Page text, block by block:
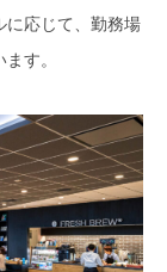
に応じて、勤務場
す。